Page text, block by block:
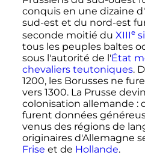
conquis en une dizaine
sud-est et du nord-est
seconde moitié du XIIIe
tous les peuples baltes
sous l'autorité de l'État
chevaliers teutoniques.
1200, les Borusses ne
vers 1300. La Prusse
colonisation allemande :
furent données
venus des régions de
originaires d'Allemagne
Frise et de Hollande.